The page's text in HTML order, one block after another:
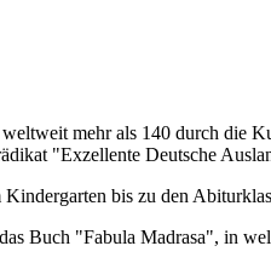
mehr als 140 durch die
"Exzellente Deutsche
bis zu den
Buch "Fabula Madrasa", in